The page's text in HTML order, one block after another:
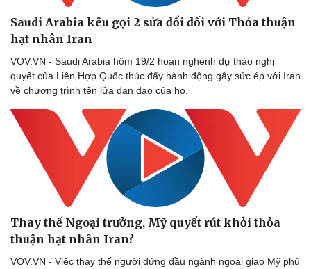
Doanh nghiệp
Thông tin doanh nghiệp
Doanh nghiệp 24h
Doanh nhân
Vì cộng đồng
Công nghệ
Sành điệu
Tin Công nghệ
Trải nghiệm
Chuyển đổi số
Saudi Arabia kêu gọi 2 sửa đổi đối với Thỏa thuận
hạt nhân Iran
VOV.VN - Saudi Arabia hôm 19/2 hoan nghênh dự thảo nghị
quyết của Liên Hợp Quốc thúc đẩy hành động gây sức ép với Iran
về chương trình tên lửa đạn đạo của họ.
Thay thế Ngoại trưởng, Mỹ quyết rút khỏi thỏa
thuận hạt nhân Iran?
VOV.VN - Việc thay thế người đứng đầu ngành ngoại giao Mỹ phủ